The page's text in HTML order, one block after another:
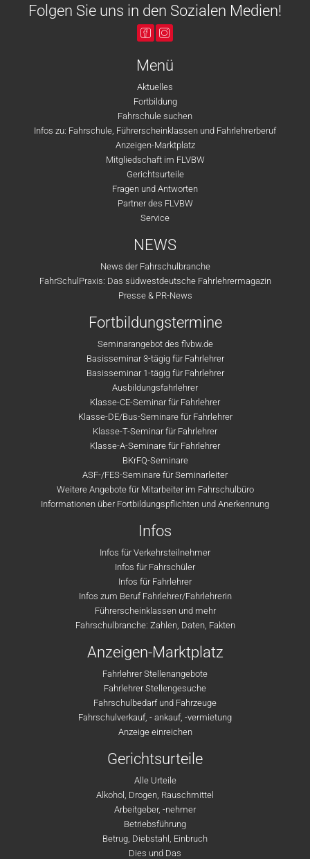
Folgen Sie uns in den Sozialen Medien!
Menü
Aktuelles
Fortbildung
Fahrschule suchen
Infos zu: Fahrschule, Führerscheinklassen und Fahrlehrerberuf
Anzeigen-Marktplatz
Mitgliedschaft im FLVBW
Gerichtsurteile
Fragen und Antworten
Partner des FLVBW
Service
NEWS
News der Fahrschulbranche
FahrSchulPraxis: Das südwestdeutsche Fahrlehrermagazin
Presse & PR-News
Fortbildungstermine
Seminarangebot des flvbw.de
Basisseminar 3-tägig für Fahrlehrer
Basisseminar 1-tägig für Fahrlehrer
Ausbildungsfahrlehrer
Klasse-CE-Seminar für Fahrlehrer
Klasse-DE/Bus-Seminare für Fahrlehrer
Klasse-T-Seminar für Fahrlehrer
Klasse-A-Seminare für Fahrlehrer
BKrFQ-Seminare
ASF-/FES-Seminare für Seminarleiter
Weitere Angebote für Mitarbeiter im Fahrschulbüro
Informationen über Fortbildungspflichten und Anerkennung
Infos
Infos für Verkehrsteilnehmer
Infos für Fahrschüler
Infos für Fahrlehrer
Infos zum Beruf Fahrlehrer/Fahrlehrerin
Führerscheinklassen und mehr
Fahrschulbranche: Zahlen, Daten, Fakten
Anzeigen-Marktplatz
Fahrlehrer Stellenangebote
Fahrlehrer Stellengesuche
Fahrschulbedarf und Fahrzeuge
Fahrschulverkauf, - ankauf, -vermietung
Anzeige einreichen
Gerichtsurteile
Alle Urteile
Alkohol, Drogen, Rauschmittel
Arbeitgeber, -nehmer
Betriebsführung
Betrug, Diebstahl, Einbruch
Dies und Das